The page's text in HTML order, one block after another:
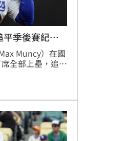
季後賽紀
Muncy）在國
全部上壘，追平